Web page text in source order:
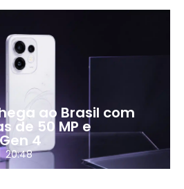
ao Brasil com
de 50 MP e
4
20:48